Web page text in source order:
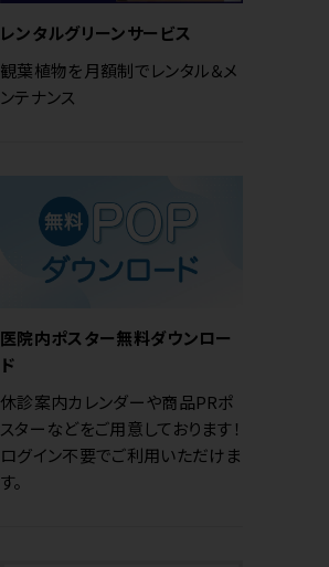
レンタルグリーンサービス
観葉植物を月額制でレンタル＆メ
ンテナンス
医院内ポスター無料ダウンロー
ド
休診案内カレンダーや商品PRポ
スターなどをご用意しております！
ログイン不要でご利用いただけま
す。